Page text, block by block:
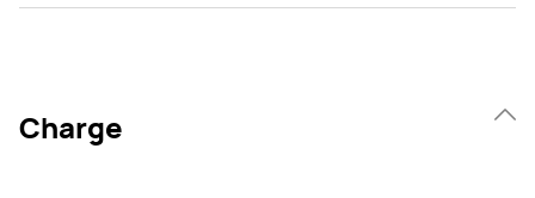
Charge